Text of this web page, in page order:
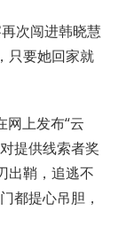
次闯进韩晓慧
只要她回家就
网上发布“云
提供线索者奖
出鞘，追逃不
都提心吊胆，